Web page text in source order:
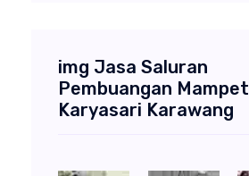
img Jasa Saluran
Pembuangan Mampet
Karyasari Karawang